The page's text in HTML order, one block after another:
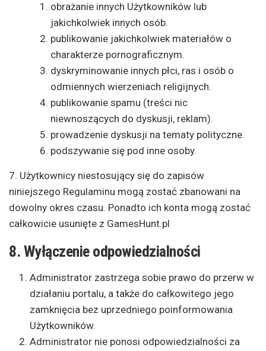
obrażanie innych Użytkowników lub
jakichkolwiek innych osób.
publikowanie jakichkolwiek materiałów o
charakterze pornograficznym.
dyskryminowanie innych płci, ras i osób o
odmiennych wierzeniach religijnych.
publikowanie spamu (treści nic
niewnoszących do dyskusji, reklam).
prowadzenie dyskusji na tematy polityczne.
podszywanie się pod inne osoby.
7. Użytkownicy niestosujący się do zapisów
niniejszego Regulaminu mogą zostać zbanowani na
dowolny okres czasu. Ponadto ich konta mogą zostać
całkowicie usunięte z GamesHunt.pl
8. Wyłączenie odpowiedzialności
Administrator zastrzega sobie prawo do przerw w
działaniu portalu, a także do całkowitego jego
zamknięcia bez uprzedniego poinformowania
Użytkowników.
Administrator nie ponosi odpowiedzialności za